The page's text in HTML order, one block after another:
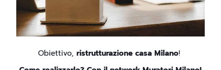
Obiettivo, ristrutturazione casa Milano!